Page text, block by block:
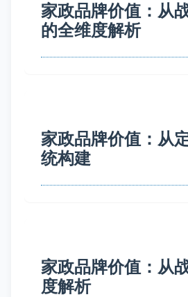
家政品牌价值：从
的全维度解析
家政品牌价值：从
统构建
家政品牌价值：从
度解析